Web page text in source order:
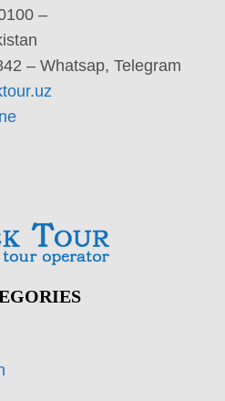
–
– Whatsap, Telegram